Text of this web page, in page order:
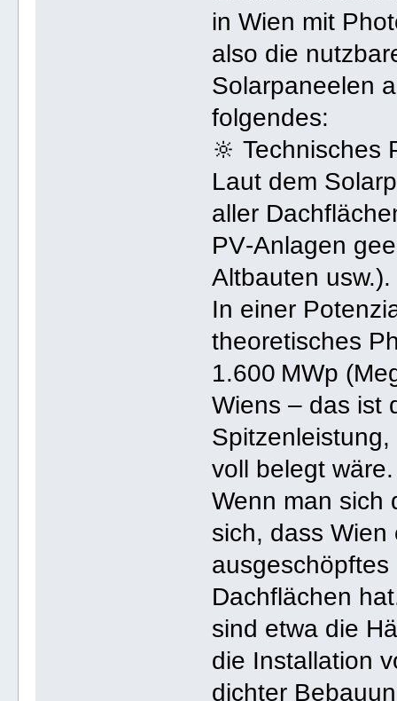
in Wien mit
also die
Solarpaneelen
folgendes:
🔆 Technisches
Laut dem
aller
PV‑Anlagen
Altbauten usw.).
In einer
theoretisches
1.600 MWp
Wiens – das ist
voll belegt wäre.
Wenn man sich
sich, dass
Dachflächen
sind etwa die
die Installation
dichter